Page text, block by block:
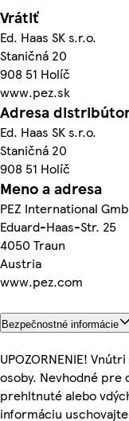
Vrátiť
Ed. Haas SK s.r.o.
Staničná 20
908 51 Holíč
www.pez.sk
Adresa
Ed. Haas SK s.r.o.
Staničná 20
908 51 Holíč
Meno a adresa
PEZ International
Eduard-Haas-Str. 25
4050 Traun
Austria
www.pez.com
Bezpečnostné informácie
UPOZORNENIE!
osoby. Nevhodné
prehltnuté alebo
informáciu